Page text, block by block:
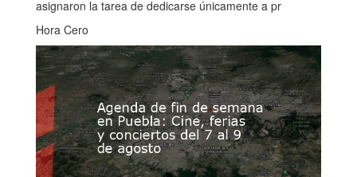
asignaron la tarea de dedicarse únicamente a pr
Hora Cero